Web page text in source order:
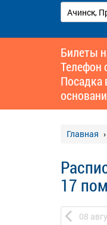
Билеты
Телефон
Посадка
Главная
17
08